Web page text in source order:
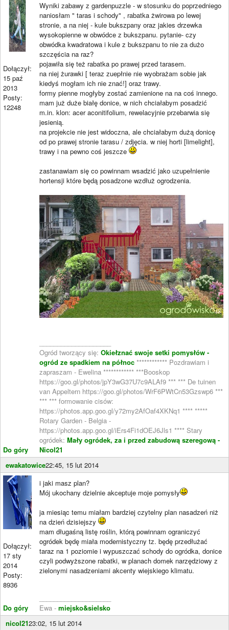
Dołączył:
15 paź
2013
Posty:
12248
Do góry
Wyniki zabawy z gardenpuzzle - w stosunku do poprzedniego
naniosłam " taras i schody" , rabatka żwirowa po lewej
stronie, a na niej - kule bukszpany oraz jakies drzewka
wysokopienne w obwódce z bukszpanu. pytanie- czy
obwódka kwadratowa i kule z bukszpanu to nie za dużo
szczęścia na raz?
pojawiła się też rabatka po prawej przed tarasem.
na niej żurawki [ teraz zuepłnie nie wyobrażam sobie jak
kiedyś mogłam ich nie znać!] oraz trawy.
formy pienne mogłyby zostać zamienione na na coś innego.
mam już duże białę donice, w nich chciałabym posadzić
m.in. klon: acer aconitifolium, rewelacyjnie przebarwia się
jesienią.
na projekcie nie jest widoczna, ale chciałabym dużą donicę
od po prawej stronie tarasu / zdjęcia. w niej horti [limelight],
trawy i na pewno coś jeszcze
zastanawiam się co powinnam wsadzić jako uzupełnienie
hortensji które będą posadzone wzdłuż ogrodzenia.
Ogród tworzący się: Okiełznać swoje setki pomysłów -
ogród ze spadkiem na północ ************ Pozdrawiam i
zapraszam - Ewelina ************ ***Booskop
https://goo.gl/photos/jpY3wG37U7c9ALAf9 *** *** De tuinen
van Appeltern https://goo.gl/photos/WrF6PWtCn53Gzswp6 ***
*** *** formowanie cisów:
https://photos.app.goo.gl/y72my2AfOaf4XKNq1 **** *****
Rotary Garden - Belgia -
https://photos.app.goo.gl/iErs4Fi1dOEJ6Jls1 **** Stary
ogródek: Mały ogródek, za i przed zabudową szeregową -
Nicol21
ewakatowice22:45, 15 lut 2014
Dołączył:
17 sty
2014
Posty:
8936
Do góry
i jaki masz plan?
Mój ukochany dzielnie akceptuje moje pomysły
ja miesiąc temu miałam bardziej czytelny plan nasadzeń niż
na dzień dzisiejszy
mam długaśną listę roślin, którą powinnam ograniczyć
ogródek będę miała modernistyczny tz. będę przedłużać
taraz na 1 poziomie i wypuszczać schody do ogródka, donice
czyli podwyższone rabatki, w planach domek narzędziowy z
zielonymi nasadzeniami akcenty wiejskiego klimatu.
Ewa - miejsko&sielsko
nicol2123:02, 15 lut 2014